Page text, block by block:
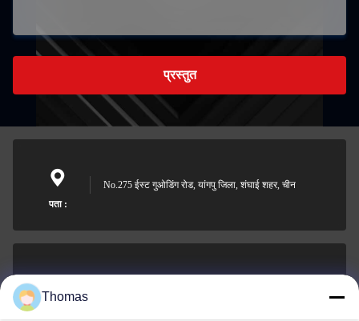
प्रस्तुत
पता :
No.275 ईस्ट गुओडिंग रोड, यांगपु जिला, शंघाई शहर, चीन
Thomas